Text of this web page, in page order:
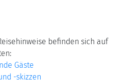
befinden sich auf
Gäste
-skizzen